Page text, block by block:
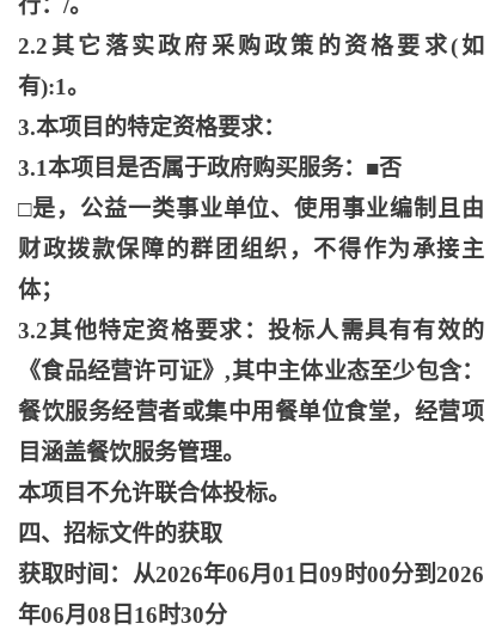
行： /。
2.2其它落实政府采购政策的资格要求(如
有):1。
3.本项目的特定资格要求：
3.1本项目是否属于政府购买服务：■否
□是，公益一类事业单位、使用事业编制且由
财政拨款保障的群团组织，不得作为承接主
体；
3.2其他特定资格要求：投标人需具有有效的
《食品经营许可证》,其中主体业态至少包含：
餐饮服务经营者或集中用餐单位食堂，经营项
目涵盖餐饮服务管理。
本项目不允许联合体投标。
四、招标文件的获取
获取时间：从2026年06月01日09时00分到2026
年06月08日16时30分